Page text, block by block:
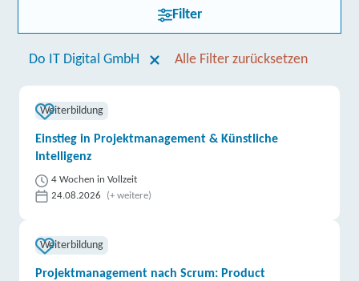
Filter
Do IT Digital GmbH Alle Filter zurücksetzen
Weiterbildung
Einstieg in Projektmanagement & Künstliche
Intelligenz
4 Wochen in Vollzeit
24.08.2026
(+ weitere)
Weiterbildung
Projektmanagement nach Scrum: Product